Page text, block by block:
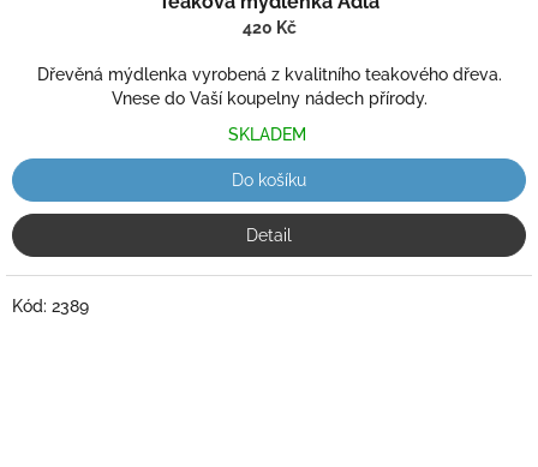
420 Kč
Dřevěná mýdlenka vyrobená z kvalitního teakového dřeva.
Vnese do Vaší koupelny nádech přírody.
SKLADEM
Do košíku
Detail
Kód: 2389